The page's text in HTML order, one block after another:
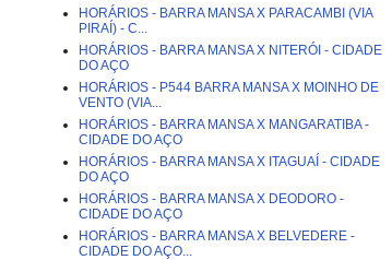
HORÁRIOS - BARRA MANSA X PARACAMBI (VIA
PIRAÍ) - C...
HORÁRIOS - BARRA MANSA X NITERÓI - CIDADE
DO AÇO
HORÁRIOS - P544 BARRA MANSA X MOINHO DE
VENTO (VIA...
HORÁRIOS - BARRA MANSA X MANGARATIBA -
CIDADE DO AÇO
HORÁRIOS - BARRA MANSA X ITAGUAÍ - CIDADE
DO AÇO
HORÁRIOS - BARRA MANSA X DEODORO -
CIDADE DO AÇO
HORÁRIOS - BARRA MANSA X BELVEDERE -
CIDADE DO AÇO...